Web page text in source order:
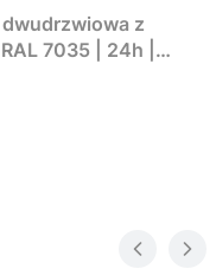
z
7035 | 24h |